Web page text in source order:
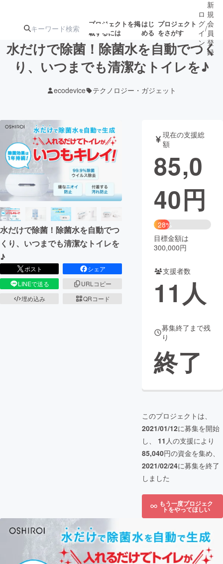
プロジェクトを掲
載するには
はじ
める
プロジェクト
をさがす
ターン
ジェクト
ロジェクト
アート・写真 音楽
テクノロジー・ガジェット ゲーム・
映像・映画 書籍・雑誌
ビジネス・起業 チャレンジ
まちづくり・地域活性化
CAMPFIRE for Social Good CAMPFIRE Creation
CAMPFIREふるさと納税
コミュニティ
ロ
グ
イ
ン
/
新
規
会
員
登
録
水だけで除菌！除菌水を自動でつく
り、いつまでも清潔なトイレを♪
ecodevice テクノロジー・ガジェット
水だけで除菌！除菌水を自動でつ
くり、いつまでも清潔なトイレを
♪
ポスト
シェア
LINEで送る
URLコピー
埋め込み
QRコード
現在の支援総
額
85,0
40円
28%
目標金額は
300,000円
支援者数
11 人
募集終了まで残
り
終了
このプロジェクトは、
2021/01/12に募集を開始
し、 11 人の支援により
85,040円の資金を集め、
2021/02/24に募集を終了
しました
もう一度プロジェク
トをやってほしい